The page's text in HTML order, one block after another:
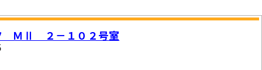
ＭⅡ ２－１０２号室